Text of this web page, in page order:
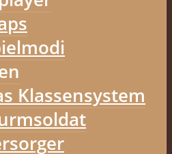
Klassensystem